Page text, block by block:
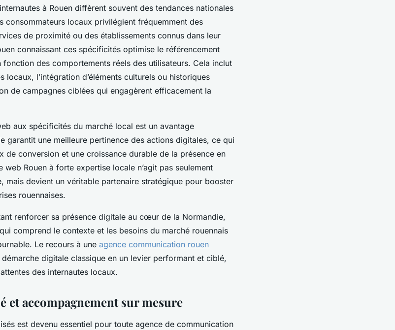
à Rouen diffèrent souvent des tendances nationales
consommateurs locaux privilégient fréquemment des
de proximité ou des établissements connus dans leur
connaissant ces spécificités optimise le référencement
des comportements réels des utilisateurs. Cela inclut
locaux, l’intégration d’éléments culturels ou historiques
de campagnes ciblées qui engagèrent efficacement la
aux spécificités du marché local est un avantage
garantit une meilleure pertinence des actions digitales, ce qui
de conversion et une croissance durable de la présence en
web Rouen à forte expertise locale n’agit pas seulement
mais devient un véritable partenaire stratégique pour booster
rouennaises.
renforcer sa présence digitale au cœur de la Normandie,
comprend le contexte et les besoins du marché rouennais
Le recours à une agence communication rouen
digitale classique en un levier performant et ciblé,
des internautes locaux.
et accompagnement sur mesure
est devenu essentiel pour toute agence de communication